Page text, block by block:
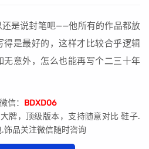
是说封笔吧——他所有的作品都放
是最好的，这样才比较合乎逻辑
无意外，怎么也能再写个二三十年
信： BDXD06
牌，顶级版本，支持随意对比 鞋子.
饰品关注微信随时咨询